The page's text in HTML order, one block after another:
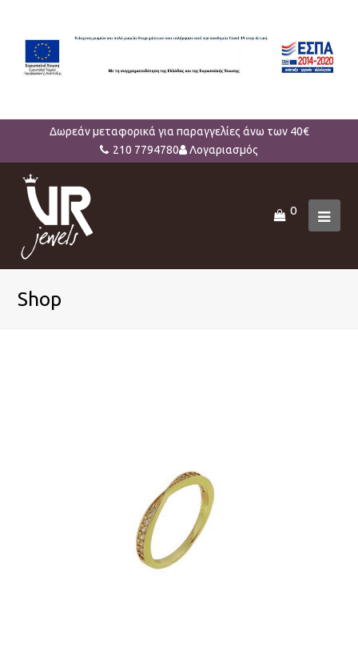
Δωρεάν μεταφορικά για παραγγελίες άνω των 40€
210 7794780
Λογαριασμός
0
Shop